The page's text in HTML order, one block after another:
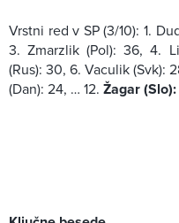
Vrstni red v SP (3/10): 1.
3. Zmarzlik (Pol): 36, 4.
(Rus): 30, 6. Vaculik (Svk):
(Dan): 24, … 12. Žagar (Slo):